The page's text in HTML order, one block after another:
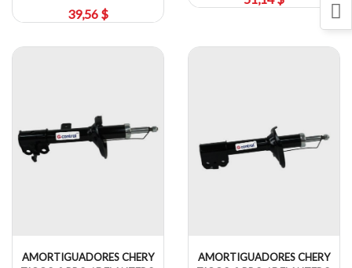
39,56 $
AMORTIGUADORES CHERY
AMORTIGUADORES CHERY